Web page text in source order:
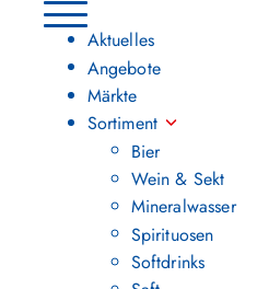
Hauptmenü umschalten
Aktuelles
Angebote
Märkte
Sortiment
Bier
Wein & Sekt
Mineralwasser
Spirituosen
Softdrinks